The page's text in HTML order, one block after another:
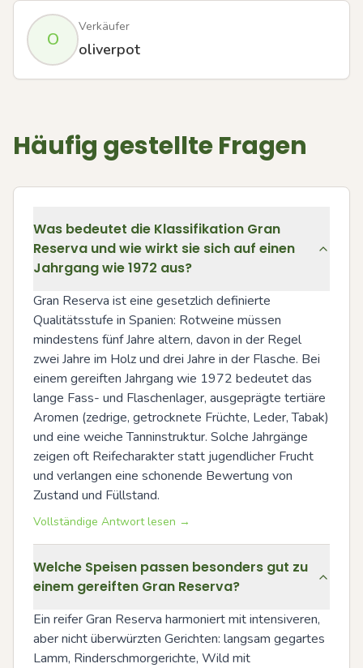
O
Verkäufer
oliverpot
Häufig gestellte Fragen
Was bedeutet die Klassifikation Gran
Reserva und wie wirkt sie sich auf einen
Jahrgang wie 1972 aus?
Gran Reserva ist eine gesetzlich definierte
Qualitätsstufe in Spanien: Rotweine müssen
mindestens fünf Jahre altern, davon in der Regel
zwei Jahre im Holz und drei Jahre in der Flasche. Bei
einem gereiften Jahrgang wie 1972 bedeutet das
lange Fass- und Flaschenlager, ausgeprägte tertiäre
Aromen (zedrige, getrocknete Früchte, Leder, Tabak)
und eine weiche Tanninstruktur. Solche Jahrgänge
zeigen oft Reifecharakter statt jugendlicher Frucht
und verlangen eine schonende Bewertung von
Zustand und Füllstand.
Vollständige Antwort lesen →
Welche Speisen passen besonders gut zu
einem gereiften Gran Reserva?
Ein reifer Gran Reserva harmoniert mit intensiveren,
aber nicht überwürzten Gerichten: langsam gegartes
Lamm, Rinderschmorgerichte, Wild mit